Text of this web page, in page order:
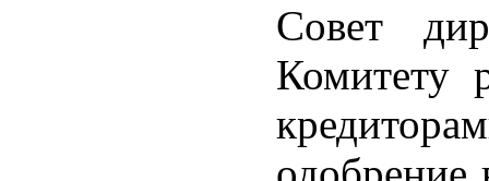
Совет
Комитету